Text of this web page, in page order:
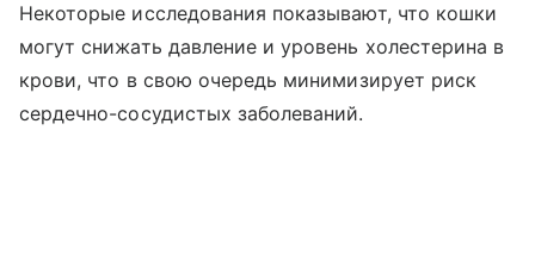
Некоторые исследования показывают, что кошки
могут снижать давление и уровень холестерина в
крови, что в свою очередь минимизирует риск
сердечно-сосудистых заболеваний.